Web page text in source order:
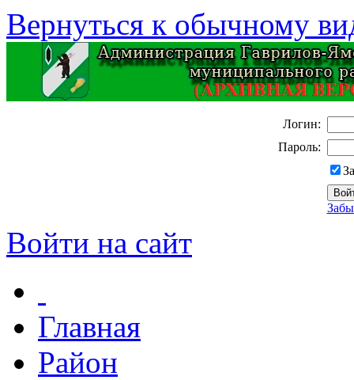
Вернуться к обычному
Логин:
Пароль:
Войти на сайт
Главная
Район